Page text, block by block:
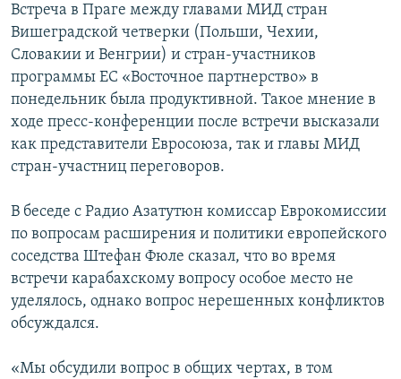
Встреча в Праге между главами МИД стран
Вишеградской четверки (Польши, Чехии,
Словакии и Венгрии) и стран-участников
программы ЕС «Восточное партнерство» в
понедельник была продуктивной. Такое мнение в
ходе пресс-конференции после встречи высказали
как представители Евросоюза, так и главы МИД
стран-участниц переговоров.
В беседе с Радио Азатутюн комиссар Еврокомиссии
по вопросам расширения и политики европейского
соседства Штефан Фюле сказал, что во время
встречи карабахскому вопросу особое место не
уделялось, однако вопрос нерешенных конфликтов
обсуждался.
«Мы обсудили вопрос в общих чертах, в том